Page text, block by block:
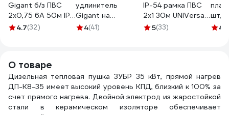
Gigant б/з ПВС
2х0,75 6A 50м IP
44 INDUSTRY EG
4.7(32)
удлинитель
Gigant на
металлической
4(41)
IP-54 рамка ПВС
2x1 30м UNIVersal
9632793
5(33)
шт,
1154.9
О товаре
Дизельная тепловая пушка ЗУБР 35 кВт, прямой нагрев
ДП-К8-35 имеет высокий уровень КПД, близкий к 100% за
счет прямого нагрева. Двойной электрод из жаростойкой
стали в керамическом изоляторе обеспечивает